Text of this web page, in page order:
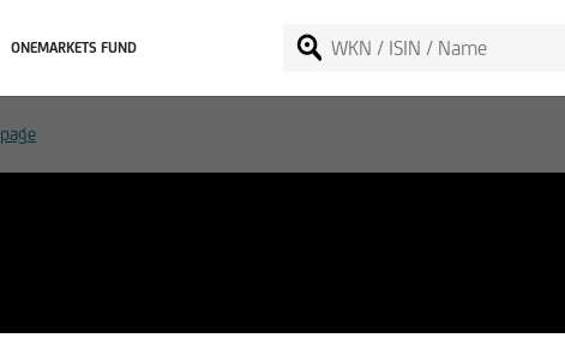
ONEMARKETS FUND